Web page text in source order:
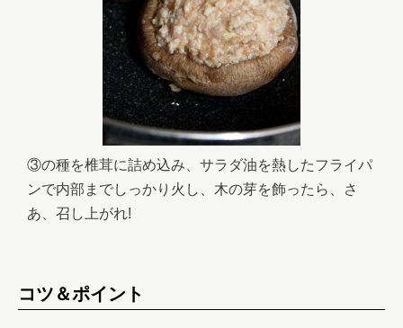
③の種を椎茸に詰め込み、サラダ油を熱したフライパ
ンで内部までしっかり火し、木の芽を飾ったら、さ
あ、召し上がれ!
コツ＆ポイント